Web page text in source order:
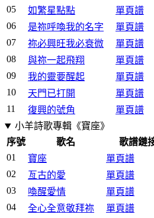
05
如繁星點點 單頁譜
06
是祢呼喚我的名字 單頁譜
07
祢必興旺我必衰微 單頁譜
08
與祢一起飛翔 單頁譜
09
我的靈要醒起 單頁譜
10
天門已打開 單頁譜
11
復興的號角 單頁譜
小羊詩歌專輯《寶座》
序號
歌名 歌譜鏈
01
寶座 單頁譜
02
亙古的愛 單頁譜
03
喚醒愛情 單頁譜
04
全心全意敬拜祢 單頁譜